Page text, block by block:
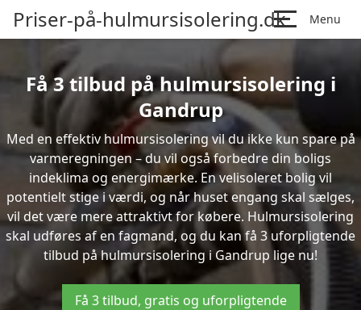
Priser-på-hulmursisolering.dk Menu
Få 3 tilbud på hulmursisolering i
Gandrup
Med en effektiv hulmursisolering vil du ikke kun spare på
varmeregningen – du vil også forbedre din boligs
indeklima og energimærke. En velisoleret bolig vil
potentielt stige i værdi, og når huset engang skal sælges,
vil det være mere attraktivt for købere. Hulmursisolering
skal udføres af en fagmand, og du kan få 3 uforpligtende
tilbud på hulmursisolering i Gandrup lige nu!
Få 3 tilbud, gratis og uforpligtende